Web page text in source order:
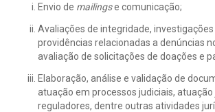
Envio de mailingse comunicação;
Avaliações de integridade,
providências relacionadas a denúncias
avaliação de solicitações de doações e
Elaboração, análise e validação de
atuação em processos judiciais,
reguladores, dentre outras atividades